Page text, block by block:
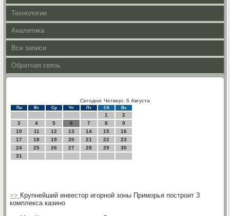
Технологии
Аналитика
Все записи
Обратная связь
Сегодня: Четверг, 6 Августа
Пн Вт Ср Чт Пт Сб Вс
1
2
3
4 5 6 7 8
9
10
11 12 13 14 15
16
17
18 19 20 21 22
23
24
25 26 27 28 29
30
31
>> Крупнейший инвестор игорной зоны Приморья построит 3
комплекса казино